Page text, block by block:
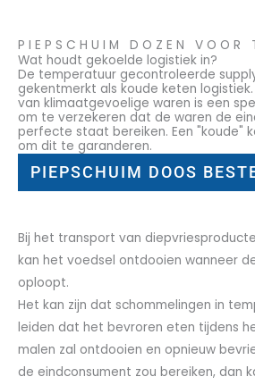
PIEPSCHUIM DOZEN VOOR
Wat houdt gekoelde logistiek in?
De temperatuur gecontroleerde
gekentmerkt als koude keten
van klimaatgevoelige waren is een
om te verzekeren dat de waren de
perfecte staat bereiken. Een "koude"
om dit te garanderen.
PIEPSCHUIM DOOS
Bij het transport van
kan het voedsel ontdooien wanneer
oploopt.
Het kan zijn dat schommelingen in
leiden dat het bevroren eten tijdens
malen zal ontdooien en opnieuw
de eindconsument zou bereiken, dan